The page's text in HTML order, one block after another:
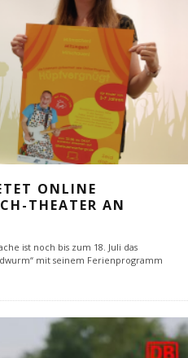
ONLINE
THEATER AN
ist noch bis zum 18. Juli das
mit seinem Ferienprogramm